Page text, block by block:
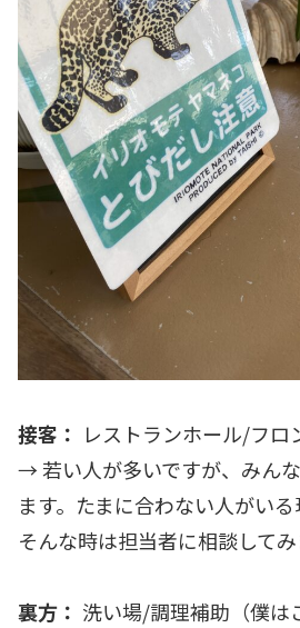
接客： レストランホール/フロ
→ 若い人が多いですが、みん
ます。たまに合わない人がいる
そんな時は担当者に相談してみ
裏方： 洗い場/調理補助（僕は